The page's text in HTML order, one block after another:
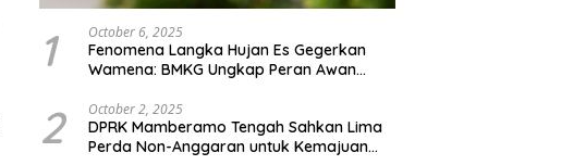
1 October 6, 2025
Fenomena Langka Hujan Es Gegerkan
Wamena: BMKG Ungkap Peran Awan
Ekstrem Peralihan Musim
2 October 2, 2025
DPRK Mamberamo Tengah Sahkan Lima
Perda Non-Anggaran untuk Kemajuan